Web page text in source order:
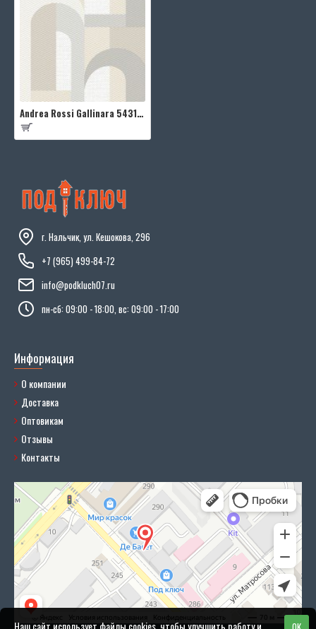
Andrea Rossi Gallinara 54318-2
г. Нальчик, ул. Кешокова, 296
+7 (965) 499-84-72
info@podkluch07.ru
пн-сб: 09:00 - 18:00, вс: 09:00 - 17:00
Информация
О компании
Доставка
Оптовикам
Отзывы
Контакты
Наш сайт использует файлы cookies, чтобы улучшить работу и